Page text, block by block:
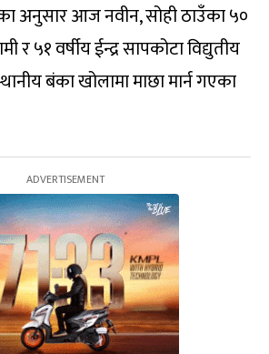
अनुसार आज नवीन, सोही ठाउँका ५०
र ५१ वर्षीय ईन्द्र सापकोटा विद्युतीय
बंका खोलामा माछा मार्न गएका